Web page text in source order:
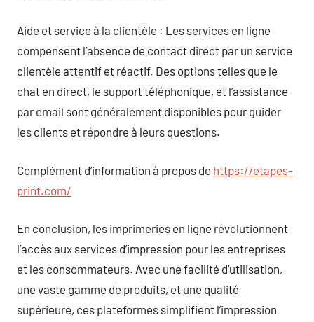
Aide et service à la clientèle : Les services en ligne
compensent l’absence de contact direct par un service
clientèle attentif et réactif. Des options telles que le
chat en direct, le support téléphonique, et l’assistance
par email sont généralement disponibles pour guider
les clients et répondre à leurs questions.
Complément d’information à propos de https://etapes-
print.com/
En conclusion, les imprimeries en ligne révolutionnent
l’accès aux services d’impression pour les entreprises
et les consommateurs. Avec une facilité d’utilisation,
une vaste gamme de produits, et une qualité
supérieure, ces plateformes simplifient l’impression